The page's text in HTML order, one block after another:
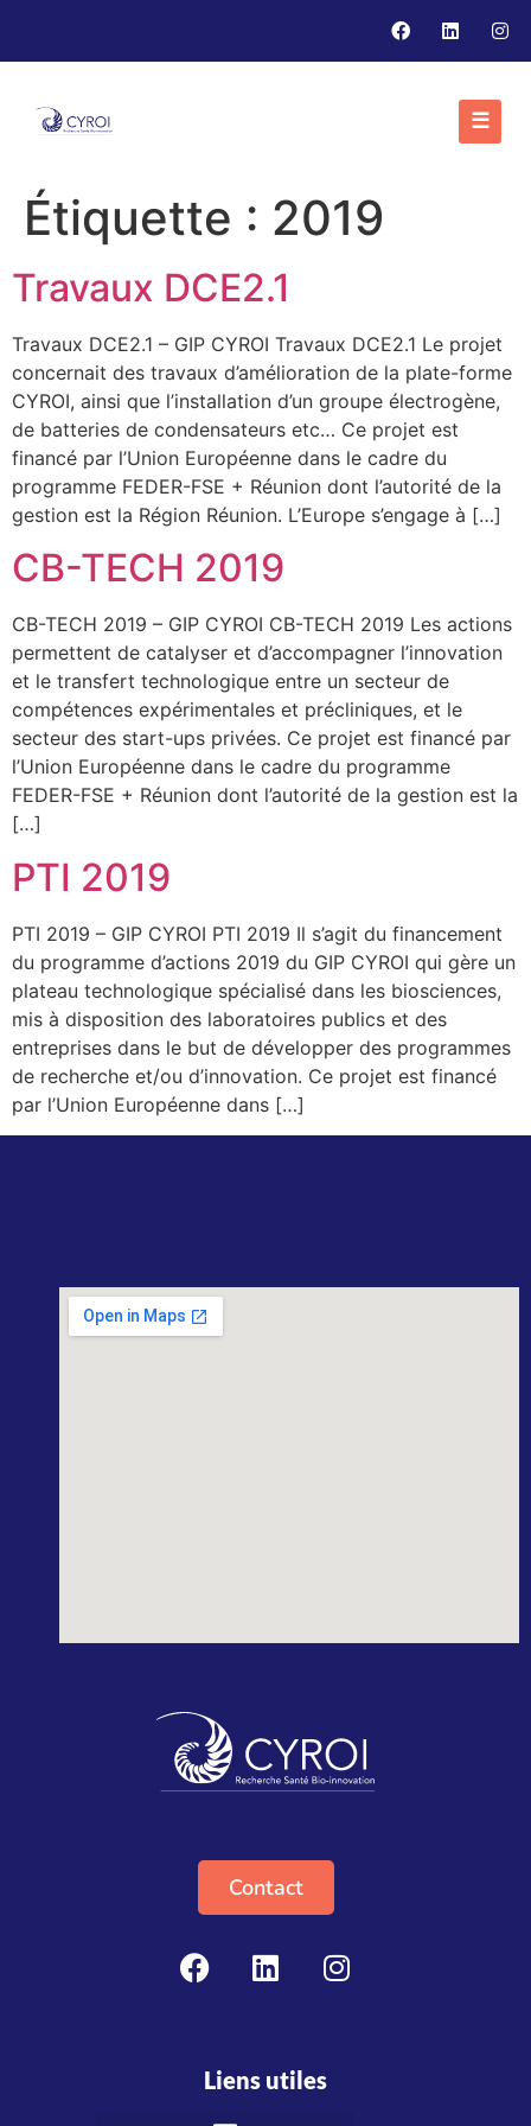
☰
Étiquette : 2019
Travaux DCE2.1
Travaux DCE2.1 – GIP CYROI Travaux DCE2.1 Le projet
concernait des travaux d’amélioration de la plate-forme
CYROI, ainsi que l’installation d’un groupe électrogène,
de batteries de condensateurs etc… Ce projet est
financé par l’Union Européenne dans le cadre du
programme FEDER-FSE + Réunion dont l’autorité de la
gestion est la Région Réunion. L’Europe s’engage à […]
CB-TECH 2019
CB-TECH 2019 – GIP CYROI CB-TECH 2019 Les actions
permettent de catalyser et d’accompagner l’innovation
et le transfert technologique entre un secteur de
compétences expérimentales et précliniques, et le
secteur des start-ups privées. Ce projet est financé par
l’Union Européenne dans le cadre du programme
FEDER-FSE + Réunion dont l’autorité de la gestion est la
[…]
PTI 2019
PTI 2019 – GIP CYROI PTI 2019 Il s’agit du financement
du programme d’actions 2019 du GIP CYROI qui gère un
plateau technologique spécialisé dans les biosciences,
mis à disposition des laboratoires publics et des
entreprises dans le but de développer des programmes
de recherche et/ou d’innovation. Ce projet est financé
par l’Union Européenne dans […]
Contact
Liens utiles